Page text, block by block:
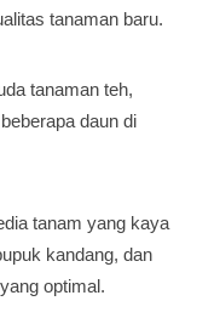
tanaman baru.
tanaman teh,
daun di
tanam yang kaya
kandang, dan
optimal.